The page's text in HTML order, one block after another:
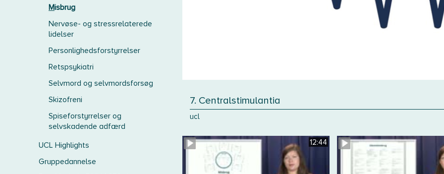
Misbrug
Nervøse- og stressrelaterede
lidelser
Personlighedsforstyrrelser
Retspsykiatri
Selvmord og selvmordsforsøg
Skizofreni
Spiseforstyrrelser og
selvskadende adfærd
UCL Highlights
Gruppedannelse
7. Centralstimulantia
ucl
12:44